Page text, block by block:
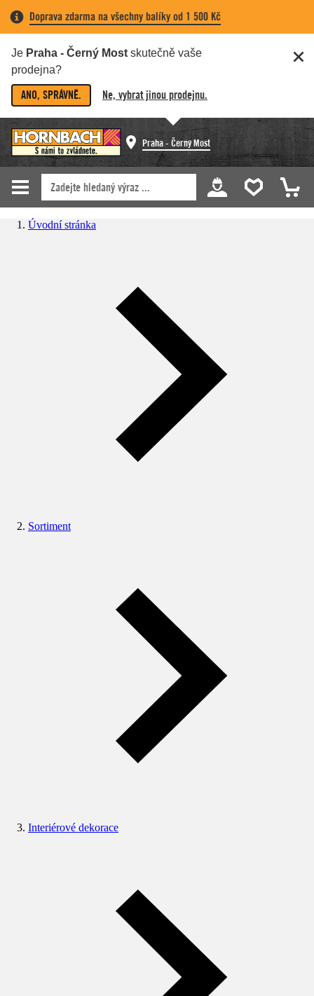
Doprava zdarma na všechny balíky od 1 500 Kč
Je Praha - Černý Most skutečně vaše
prodejna?
ANO, SPRÁVNĚ. Ne, vybrat jinou prodejnu.
Praha - Černý Most
Úvodní stránka
Sortiment
Interiérové dekorace